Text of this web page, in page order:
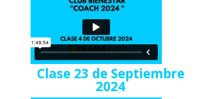
Clase 23 de Septiembre
2024